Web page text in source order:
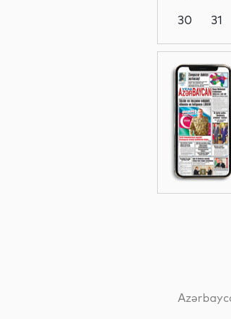
Siyasət
Gündəm
30
31